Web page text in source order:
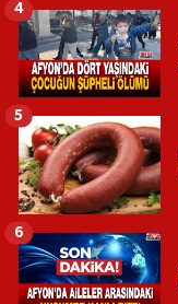
4
5
6